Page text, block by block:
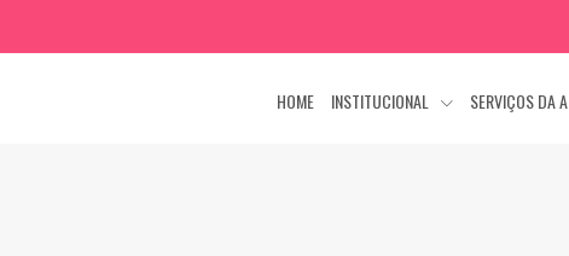
HOME INSTITUCIONAL SERVIÇOS DA